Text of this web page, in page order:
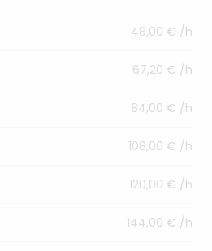
48,00 € /h
67,20 € /h
84,00 € /h
108,00 € /h
120,00 € /h
144,00 € /h